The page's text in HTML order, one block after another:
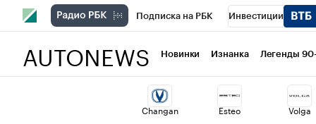
Подписка на РБК Инвестиции
Национальные проекты Город
Кредитные рейтинги Франшизы
AUTONEWS Новинки Изнанка Легенды
Changan Esteo Volga